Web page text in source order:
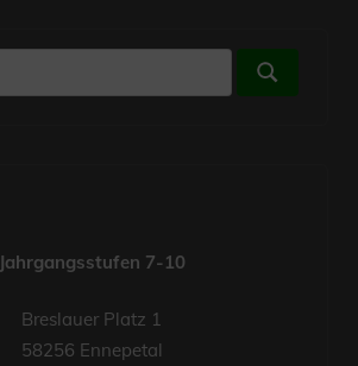
Suchen
Jahrgangsstufen 7-10
Breslauer Platz 1
58256 Ennepetal